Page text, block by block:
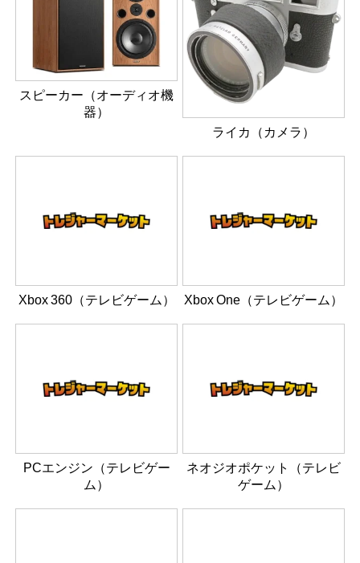
スピーカー（オーディオ機
器）
ライカ（カメラ）
Xbox 360（テレビゲーム） Xbox One（テレビゲーム）
PCエンジン（テレビゲー
ム）
ネオジオポケット（テレビ
ゲーム）